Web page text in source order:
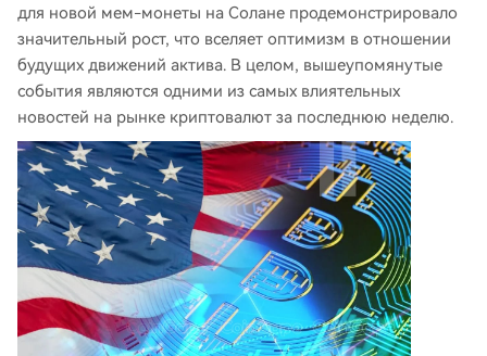
для новой мем-монеты на Солане продемонстрировало
значительный рост, что вселяет оптимизм в отношении
будущих движений актива. В целом, вышеупомянутые
события являются одними из самых влиятельных
новостей на рынке криптовалют за последнюю неделю.